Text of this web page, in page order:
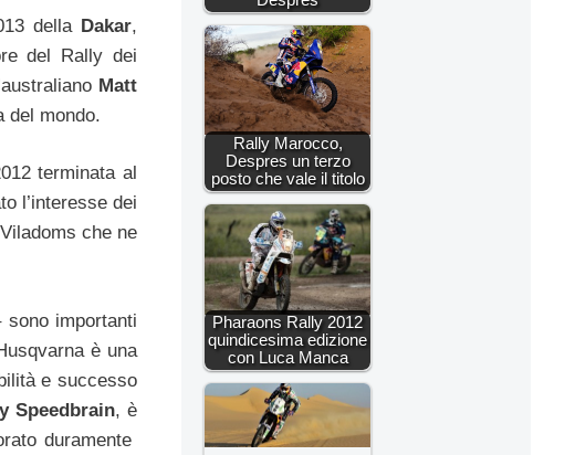
della Dakar,
del Rally dei
Matt
del mondo.
terminata al
l’interesse dei
che ne
importanti
è una
e successo
Speedbrain, è
duramente
Rally Marocco,
Despres un terzo
posto che vale il titolo
Pharaons Rally 2012
quindicesima edizione
con Luca Manca